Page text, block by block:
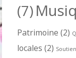
(7)
Patrimoine (2)
locales (2)